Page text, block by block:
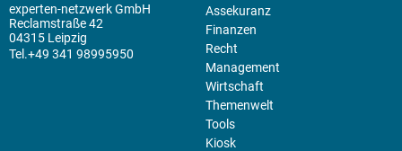
experten-netzwerk GmbH
Reclamstraße 42
04315 Leipzig
+49 341 98995950
Assekuranz
Finanzen
Recht
Management
Wirtschaft
Themenwelt
Tools
Kiosk